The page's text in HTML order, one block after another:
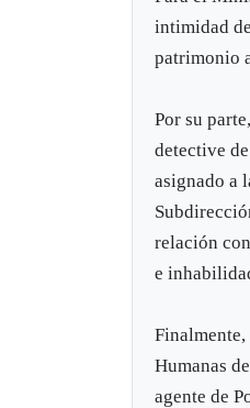
intimidad
patrimonio
Por su
detective
asignado a
relación
e
Humanas
agente de